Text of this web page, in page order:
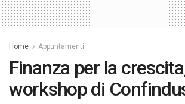
Home Appuntamenti
Finanza per la
workshop di